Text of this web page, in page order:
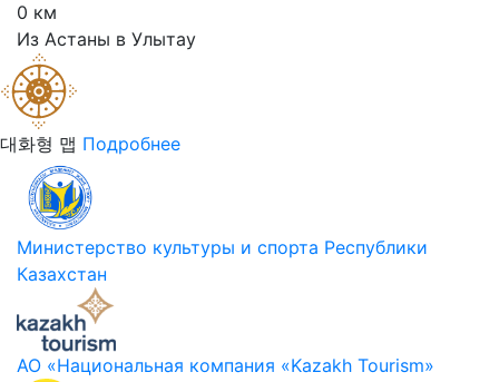
0 км
Из Астаны в Улытау
대화형 맵 Подробнее
Министерство культуры и спорта Республики
Казахстан
АО «Национальная компания «Kazakh Tourism»